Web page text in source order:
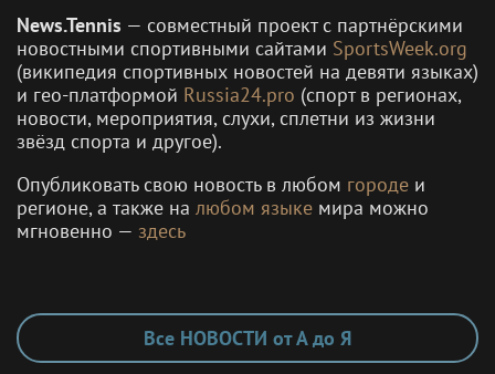
News.Tennis — совместный проект с партнёрскими
новостными спортивными сайтами SportsWeek.org
(википедия спортивных новостей на девяти языках)
и гео-платформой Russia24.pro (спорт в регионах,
новости, мероприятия, слухи, сплетни из жизни
звёзд спорта и другое).
Опубликовать свою новость в любом городе и
регионе, а также на любом языке мира можно
мгновенно — здесь
Все НОВОСТИ от А до Я